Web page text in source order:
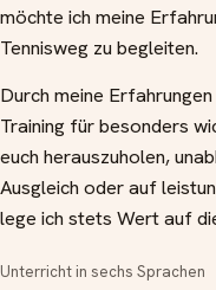
möchte ich meine
Tennisweg zu begleiten.
Durch meine
Training für besonders
euch herauszuholen,
Ausgleich oder auf
lege ich stets Wert auf
Unterricht in sechs Sprachen